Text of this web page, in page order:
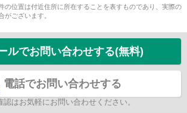
の位置は付近住所に所在することを表すものであり、実際の
がございます。
ルでお問い合わせする(無料)
電話でお問い合わせする
認はお気軽にお問い合わせください。